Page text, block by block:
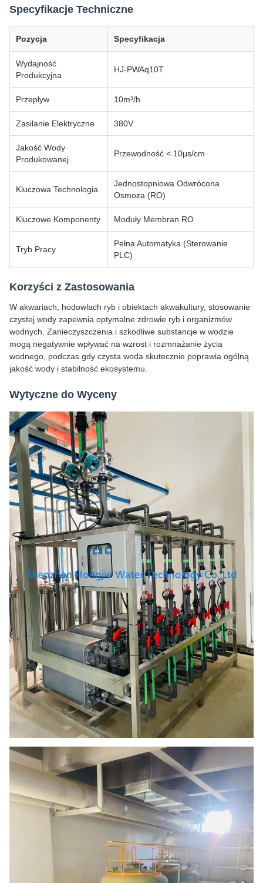
Specyfikacje Techniczne
Pozycja Specyfikacja
Wydajność
Produkcyjna
HJ-PWAq10T
Przepływ 10m³/h
Zasilanie Elektryczne 380V
Jakość Wody
Produkowanej
Przewodność < 10μs/cm
Kluczowa Technologia
Jednostopniowa Odwrócona
Osmoza (RO)
Kluczowe Komponenty Moduły Membran RO
Tryb Pracy
Pełna Automatyka (Sterowanie
PLC)
Korzyści z Zastosowania
W akwariach, hodowlach ryb i obiektach akwakultury, stosowanie
czystej wody zapewnia optymalne zdrowie ryb i organizmów
wodnych. Zanieczyszczenia i szkodliwe substancje w wodzie
mogą negatywnie wpływać na wzrost i rozmnażanie życia
wodnego, podczas gdy czysta woda skutecznie poprawia ogólną
jakość wody i stabilność ekosystemu.
Wytyczne do Wyceny